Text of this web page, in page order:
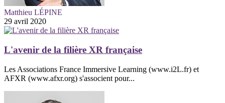
Matthieu LÉPINE
29 avril 2020
L'avenir de la filière XR française
Les Associations France Immersive Learning (www.i2L.fr) et
AFXR (www.afxr.org) s'associent pour...